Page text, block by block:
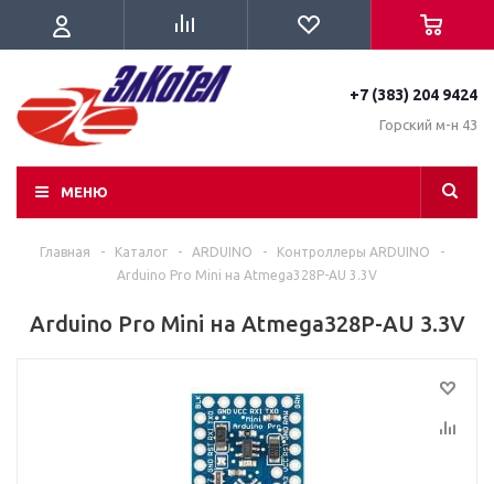
+7 (383) 204 9424
Горский м-н 43
МЕНЮ
Главная - Каталог - ARDUINO - Контроллеры ARDUINO
-
Arduino Pro Mini на Atmega328P-AU 3.3V
Arduino Pro Mini на Atmega328P-AU 3.3V